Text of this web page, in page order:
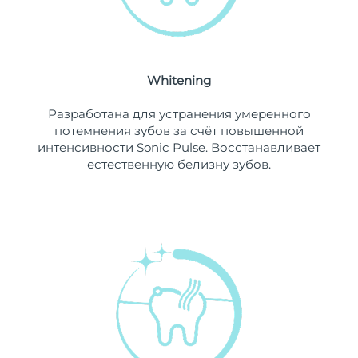
Whitening
Разработана для устранения умеренного
потемнения зубов за счёт повышенной
интенсивности Sonic Pulse. Восстанавливает
естественную белизну зубов.
Ожидаемая дата доставки
Люксембург
Ожидаемая дата доставки
8/9/26
Макао (САР)
Ожидаемая дата доставки
Ожидаемая дата доставки
Ожидаемая дата доставки
Ожидаемая дата доставки